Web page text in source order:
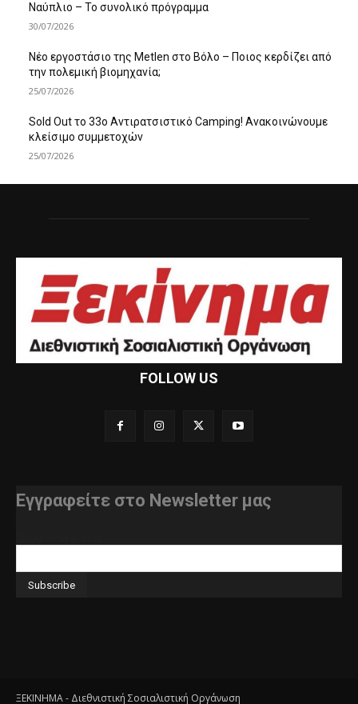
Ναύπλιο – Το συνολικό πρόγραμμα
30/07/2026
Νέο εργοστάσιο της Metlen στο Βόλο – Ποιος κερδίζει από
την πολεμική βιομηχανία;
25/07/2026
Sold Out το 33ο Αντιρατσιστικό Camping! Ανακοινώνουμε
κλείσιμο συμμετοχών
25/07/2026
FOLLOW US
Εγγραφείτε στο Newsletter μας
ΞΕΚΙΝΗΜΑ - Διεθνιστική Σοσιαλιστική Οργάνωση